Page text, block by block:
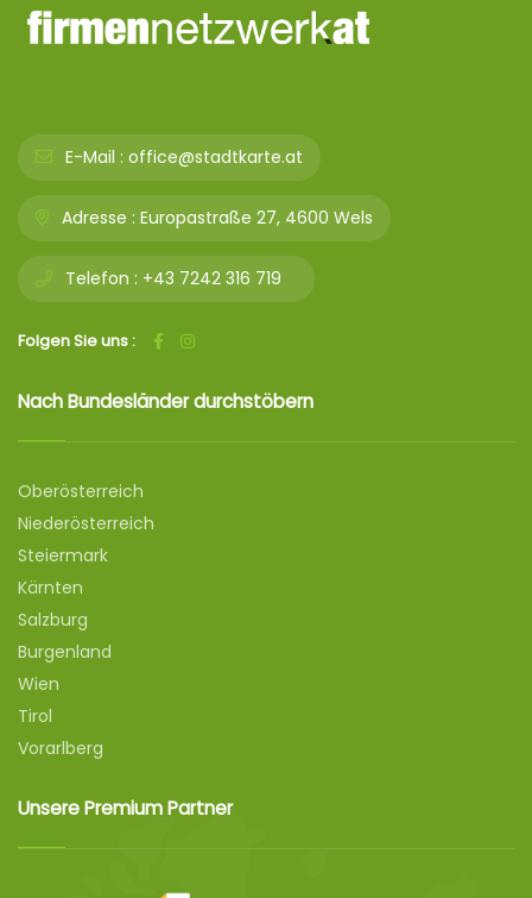
E-Mail : office@stadtkarte.at
Adresse : Europastraße 27, 4600 Wels
Telefon : +43 7242 316 719
Folgen Sie uns :
Nach Bundesländer durchstöbern
Oberösterreich
Niederösterreich
Steiermark
Kärnten
Salzburg
Burgenland
Wien
Tirol
Vorarlberg
Unsere Premium Partner